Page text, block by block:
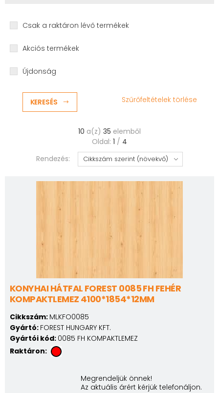
Csak a raktáron lévő termékek
Akciós termékek
Újdonság
KERESÉS Szűrőfeltételek törlése
10 a(z) 35 elemből
Oldal: 1 / 4
Rendezés:
KONYHAI HÁTFAL FOREST 0085 FH FEHÉR
KOMPAKTLEMEZ 4100*1854*12MM
Cikkszám: MLKFO0085
Gyártó: FOREST HUNGARY KFT.
Gyártói kód: 0085 FH KOMPAKTLEMEZ
Raktáron:
Megrendeljük önnek!
Az aktuális árért kérjük telefonáljon.